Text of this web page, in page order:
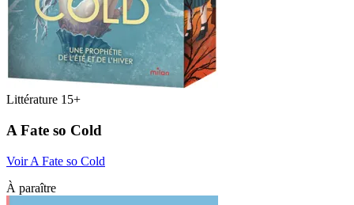
Littérature 15+
A Fate so Cold
Voir A Fate so Cold
À paraître